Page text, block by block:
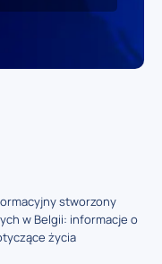
stworzony
w Belgii: informacje o
życia